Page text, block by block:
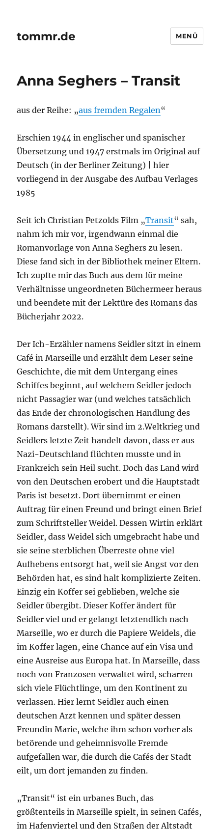
tommr.de MENÜ
Anna Seghers – Transit
aus der Reihe: „aus fremden Regalen“
Erschien 1944 in englischer und spanischer
Übersetzung und 1947 erstmals im Original auf
Deutsch (in der Berliner Zeitung) | hier
vorliegend in der Ausgabe des Aufbau Verlages
1985
Seit ich Christian Petzolds Film „Transit“ sah,
nahm ich mir vor, irgendwann einmal die
Romanvorlage von Anna Seghers zu lesen.
Diese fand sich in der Bibliothek meiner Eltern.
Ich zupfte mir das Buch aus dem für meine
Verhältnisse ungeordneten Büchermeer heraus
und beendete mit der Lektüre des Romans das
Bücherjahr 2022.
Der Ich-Erzähler namens Seidler sitzt in einem
Café in Marseille und erzählt dem Leser seine
Geschichte, die mit dem Untergang eines
Schiffes beginnt, auf welchem Seidler jedoch
nicht Passagier war (und welches tatsächlich
das Ende der chronologischen Handlung des
Romans darstellt). Wir sind im 2.Weltkrieg und
Seidlers letzte Zeit handelt davon, dass er aus
Nazi-Deutschland flüchten musste und in
Frankreich sein Heil sucht. Doch das Land wird
von den Deutschen erobert und die Hauptstadt
Paris ist besetzt. Dort übernimmt er einen
Auftrag für einen Freund und bringt einen Brief
zum Schriftsteller Weidel. Dessen Wirtin erklärt
Seidler, dass Weidel sich umgebracht habe und
sie seine sterblichen Überreste ohne viel
Aufhebens entsorgt hat, weil sie Angst vor den
Behörden hat, es sind halt komplizierte Zeiten.
Einzig ein Koffer sei geblieben, welche sie
Seidler übergibt. Dieser Koffer ändert für
Seidler viel und er gelangt letztendlich nach
Marseille, wo er durch die Papiere Weidels, die
im Koffer lagen, eine Chance auf ein Visa und
eine Ausreise aus Europa hat. In Marseille, dass
noch von Franzosen verwaltet wird, scharren
sich viele Flüchtlinge, um den Kontinent zu
verlassen. Hier lernt Seidler auch einen
deutschen Arzt kennen und später dessen
Freundin Marie, welche ihm schon vorher als
betörende und geheimnisvolle Fremde
aufgefallen war, die durch die Cafés der Stadt
eilt, um dort jemanden zu finden.
„Transit“ ist ein urbanes Buch, das
größtenteils in Marseille spielt, in seinen Cafés,
im Hafenviertel und den Straßen der Altstadt